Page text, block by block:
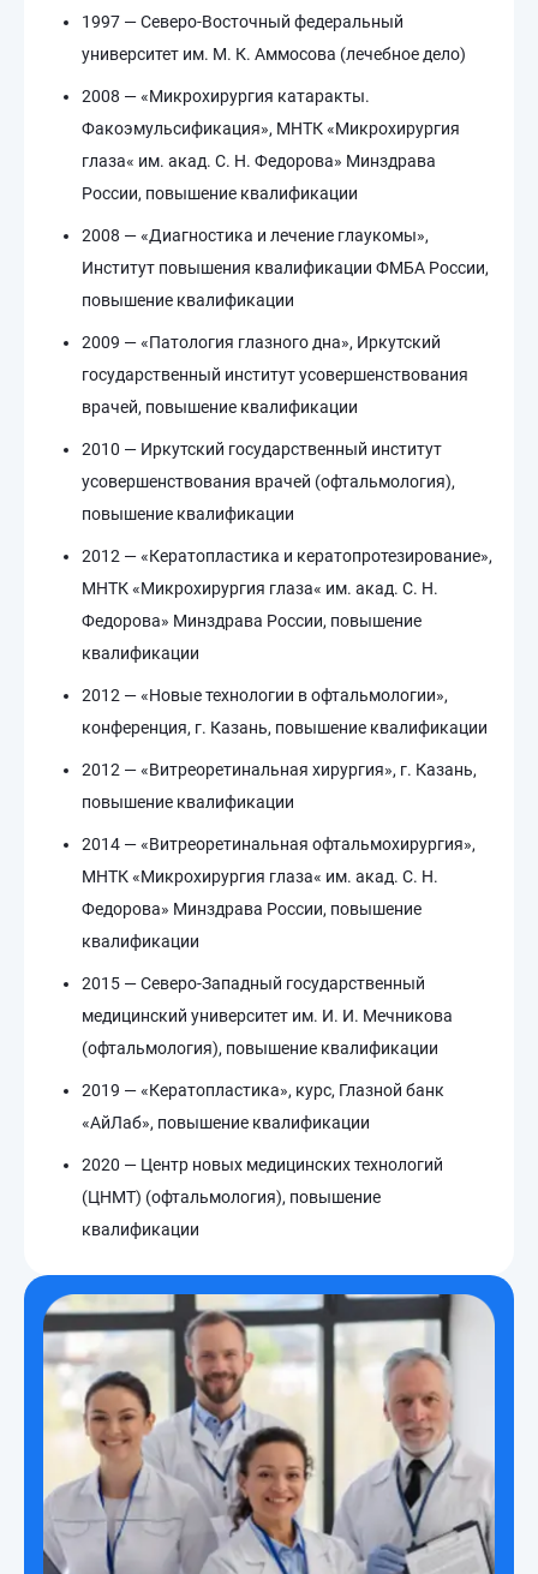
1997 — Северо-Восточный федеральный
университет им. М. К. Аммосова (лечебное дело)
2008 — «Микрохирургия катаракты.
Факоэмульсификация», МНТК «Микрохирургия
глаза« им. акад. С. Н. Федорова» Минздрава
России, повышение квалификации
2008 — «Диагностика и лечение глаукомы»,
Институт повышения квалификации ФМБА России,
повышение квалификации
2009 — «Патология глазного дна», Иркутский
государственный институт усовершенствования
врачей, повышение квалификации
2010 — Иркутский государственный институт
усовершенствования врачей (офтальмология),
повышение квалификации
2012 — «Кератопластика и кератопротезирование»,
МНТК «Микрохирургия глаза« им. акад. С. Н.
Федорова» Минздрава России, повышение
квалификации
2012 — «Новые технологии в офтальмологии»,
конференция, г. Казань, повышение квалификации
2012 — «Витреоретинальная хирургия», г. Казань,
повышение квалификации
2014 — «Витреоретинальная офтальмохирургия»,
МНТК «Микрохирургия глаза« им. акад. С. Н.
Федорова» Минздрава России, повышение
квалификации
2015 — Северо-Западный государственный
медицинский университет им. И. И. Мечникова
(офтальмология), повышение квалификации
2019 — «Кератопластика», курс, Глазной банк
«АйЛаб», повышение квалификации
2020 — Центр новых медицинских технологий
(ЦНМТ) (офтальмология), повышение
квалификации